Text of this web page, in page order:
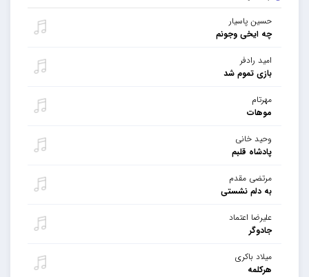
حسین پاسیار
چه ایخی وجونم
امید رادفر
بازی تموم شد
مهرتام
موهات
وحید خانی
پادشاه قلبم
مرتضی مقدم
به دلم نشستی
علیرضا اعتماد
جادوگر
میلاد باکری
هرکلمه